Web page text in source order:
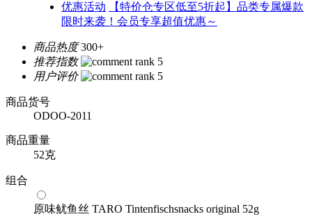
优惠活动
【特价仓专区低至5折起】品类专属爆款
限时来袭！会员专享超值优惠～
商品热度 300+
推荐指数
用户评价
商品货号
ODOO-2011
商品重量
52克
组合
原味鱿鱼丝 TARO Tintenfischsnacks original 52g